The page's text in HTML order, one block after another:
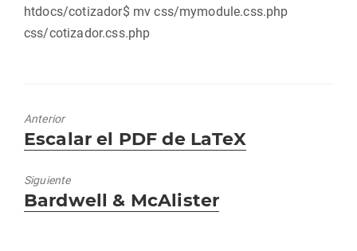
htdocs/cotizador$ mv css/mymodule.css.php
css/cotizador.css.php
Anterior
Entrada
anterior:
Escalar el PDF de LaTeX
Siguiente
Entrada
siguiente:
Bardwell & McAlister